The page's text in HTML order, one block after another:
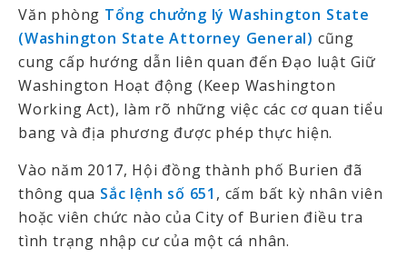
Văn phòng Tổng chưởng lý Washington State
(Washington State Attorney General) cũng
cung cấp hướng dẫn liên quan đến Đạo luật Giữ
Washington Hoạt động (Keep Washington
Working Act), làm rõ những việc các cơ quan tiểu
bang và địa phương được phép thực hiện.
Vào năm 2017, Hội đồng thành phố Burien đã
thông qua Sắc lệnh số 651 , cấm bất kỳ nhân viên
hoặc viên chức nào của City of Burien điều tra
tình trạng nhập cư của một cá nhân.